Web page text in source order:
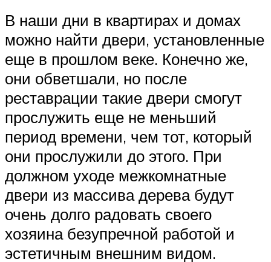
В наши дни в квартирах и домах
можно найти двери, установленные
еще в прошлом веке. Конечно же,
они обветшали, но после
реставрации такие двери смогут
прослужить еще не меньший
период времени, чем тот, который
они прослужили до этого. При
должном уходе межкомнатные
двери из массива дерева будут
очень долго радовать своего
хозяина безупречной работой и
эстетичным внешним видом.